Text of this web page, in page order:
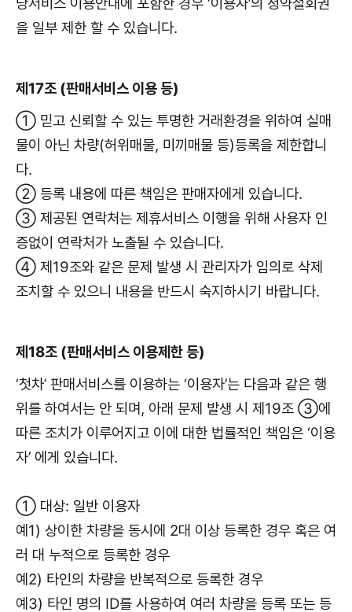
을 일부 제한 할 수 있습니다.
제17조 (판매서비스 이용 등)
① 믿고 신뢰할 수 있는 투명한 거래환경을 위하여 실매
물이 아닌 차량(허위매물, 미끼매물 등)등록을 제한합니
다.
② 등록 내용에 따른 책임은 판매자에게 있습니다.
③ 제공된 연락처는 제휴서비스 이행을 위해 사용자 인
증없이 연락처가 노출될 수 있습니다.
④ 제19조와 같은 문제 발생 시 관리자가 임의로 삭제
조치할 수 있으니 내용을 반드시 숙지하시기 바랍니다.
제18조 (판매서비스 이용제한 등)
‘첫차’ 판매서비스를 이용하는 ‘이용자’는 다음과 같은 행
위를 하여서는 안 되며, 아래 문제 발생 시 제19조 ③에
따른 조치가 이루어지고 이에 대한 법률적인 책임은 ‘이용
자’ 에게 있습니다.
① 대상: 일반 이용자
예1) 상이한 차량을 동시에 2대 이상 등록한 경우 혹은 여
러 대 누적으로 등록한 경우
예2) 타인의 차량을 반복적으로 등록한 경우
예3) 타인 명의 ID를 사용하여 여러 차량을 등록 또는 등